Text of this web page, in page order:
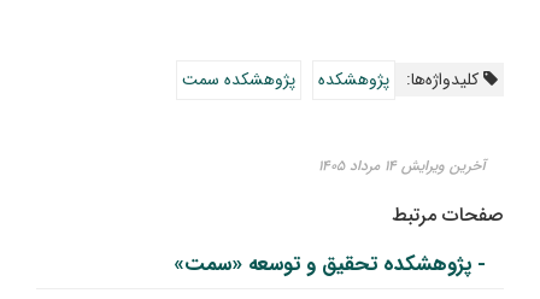
کلیدواژه‌ها: پژوهشکده پژوهشکده سمت
آخرین ویرایش ۱۴ مرداد ۱۴۰۵
صفحات مرتبط
- پژوهشکده تحقیق و توسعه «سمت»